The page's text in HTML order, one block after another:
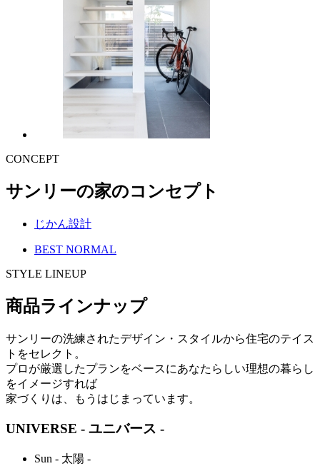
CONCEPT
サンリーの家のコンセプト
じかん設計
BEST NORMAL
STYLE LINEUP
商品ラインナップ
サンリーの洗練されたデザイン・スタイルから住宅のテイス
トをセレクト。
プロが厳選したプランをベースにあなたらしい理想の暮らし
をイメージすれば
家づくりは、もうはじまっています。
UNIVERSE - ユニバース -
Sun - 太陽 -